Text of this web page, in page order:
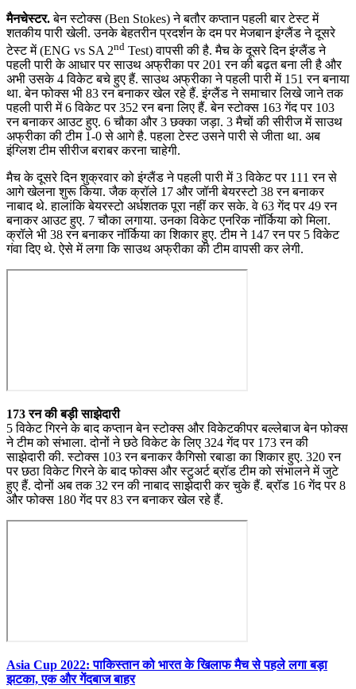
मैनचेस्टर.बेन स्टोक्स (Ben Stokes) ने बतौर कप्तान पहली बार टेस्ट में
शतकीय पारी खेली. उनके बेहतरीन प्रदर्शन के दम पर मेजबान इंग्लैंड ने दूसरे
टेस्ट में (ENG vs SA 2nd Test) वापसी की है. मैच के दूसरे दिन इंग्लैंड ने
पहली पारी के आधार पर साउथ अफ्रीका पर 201 रन की बढ़त बना ली है और
अभी उसके 4 विकेट बचे हुए हैं. साउथ अफ्रीका ने पहली पारी में 151 रन बनाया
था. बेन फोक्स भी 83 रन बनाकर खेल रहे हैं. इंग्लैंड ने समाचार लिखे जाने तक
पहली पारी में 6 विकेट पर 352 रन बना लिए हैं. बेन स्टोक्स 163 गेंद पर 103
रन बनाकर आउट हुए. 6 चौका और 3 छक्का जड़ा. 3 मैचों की सीरीज में साउथ
अफ्रीका की टीम 1-0 से आगे है. पहला टेस्ट उसने पारी से जीता था. अब
इंग्लिश टीम सीरीज बराबर करना चाहेगी.
मैच के दूसरे दिन शुक्रवार को इंग्लैंड ने पहली पारी में 3 विकेट पर 111 रन से
आगे खेलना शुरू किया. जैक क्रॉले 17 और जॉनी बेयरस्टो 38 रन बनाकर
नाबाद थे. हालांकि बेयरस्टो अर्धशतक पूरा नहीं कर सके. वे 63 गेंद पर 49 रन
बनाकर आउट हुए. 7 चौका लगाया. उनका विकेट एनरिक नॉर्किया को मिला.
क्रॉले भी 38 रन बनाकर नॉर्किया का शिकार हुए. टीम ने 147 रन पर 5 विकेट
गंवा दिए थे. ऐसे में लगा कि साउथ अफ्रीका की टीम वापसी कर लेगी.
173 रन की बड़ी साझेदारी
5 विकेट गिरने के बाद कप्तान बेन स्टोक्स और विकेटकीपर बल्लेबाज बेन फोक्स
ने टीम को संभाला. दोनों ने छठे विकेट के लिए 324 गेंद पर 173 रन की
साझेदारी की. स्टोक्स 103 रन बनाकर कैगिसो रबाडा का शिकार हुए. 320 रन
पर छठा विकेट गिरने के बाद फोक्स और स्टुअर्ट ब्रॉड टीम को संभालने में जुटे
हुए हैं. दोनों अब तक 32 रन की नाबाद साझेदारी कर चुके हैं. ब्रॉड 16 गेंद पर 8
और फोक्स 180 गेंद पर 83 रन बनाकर खेल रहे हैं.
Asia Cup 2022: पाकिस्तान को भारत के खिलाफ मैच से पहले लगा बड़ा
झटका, एक और गेंदबाज बाहर